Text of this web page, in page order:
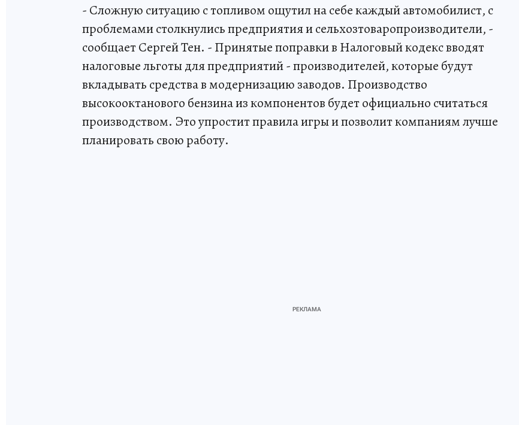
- Сложную ситуацию с топливом ощутил на себе каждый автомобилист, с
проблемами столкнулись предприятия и сельхозтоваропроизводители, -
сообщает Сергей Тен. - Принятые поправки в Налоговый кодекс вводят
налоговые льготы для предприятий - производителей, которые будут
вкладывать средства в модернизацию заводов. Производство
высокооктанового бензина из компонентов будет официально считаться
производством. Это упростит правила игры и позволит компаниям лучше
планировать свою работу.